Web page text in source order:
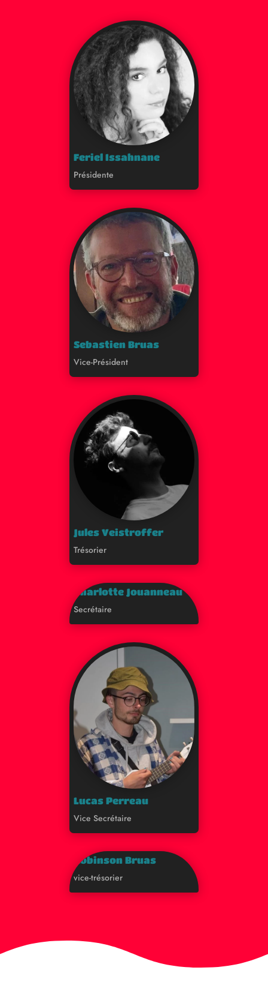
Feriel Issahnane
Présidente
Sebastien Bruas
Vice-Président
Jules Veistroffer
Trésorier
Charlotte Jouanneau
Secrétaire
Lucas Perreau
Vice Secrétaire
Robinson Bruas
vice-trésorier